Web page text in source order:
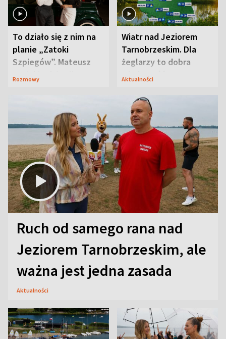
To działo się z nim na
planie „Zatoki
Szpiegów”. Mateusz
Janicki odsłonił
Rozmowy
Wiatr nad Jeziorem
Tarnobrzeskim. Dla
żeglarzy to dobra
wiadomość
Aktualności
Ruch od samego rana nad
Jeziorem Tarnobrzeskim, ale
ważna jest jedna zasada
Aktualności